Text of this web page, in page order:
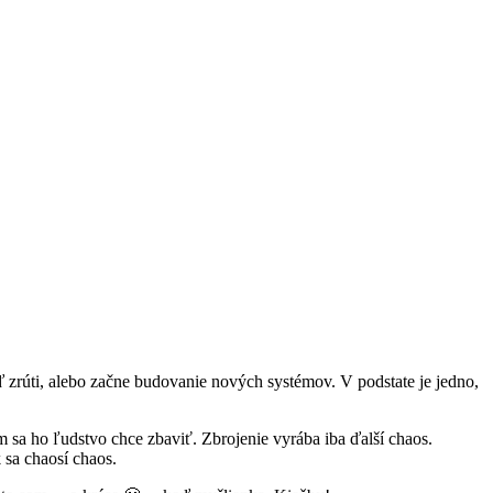
alebo začne budovanie nových systémov. V podstate je jedno,
ho ľudstvo chce zbaviť. Zbrojenie vyrába iba ďalší chaos.
chaosí chaos.